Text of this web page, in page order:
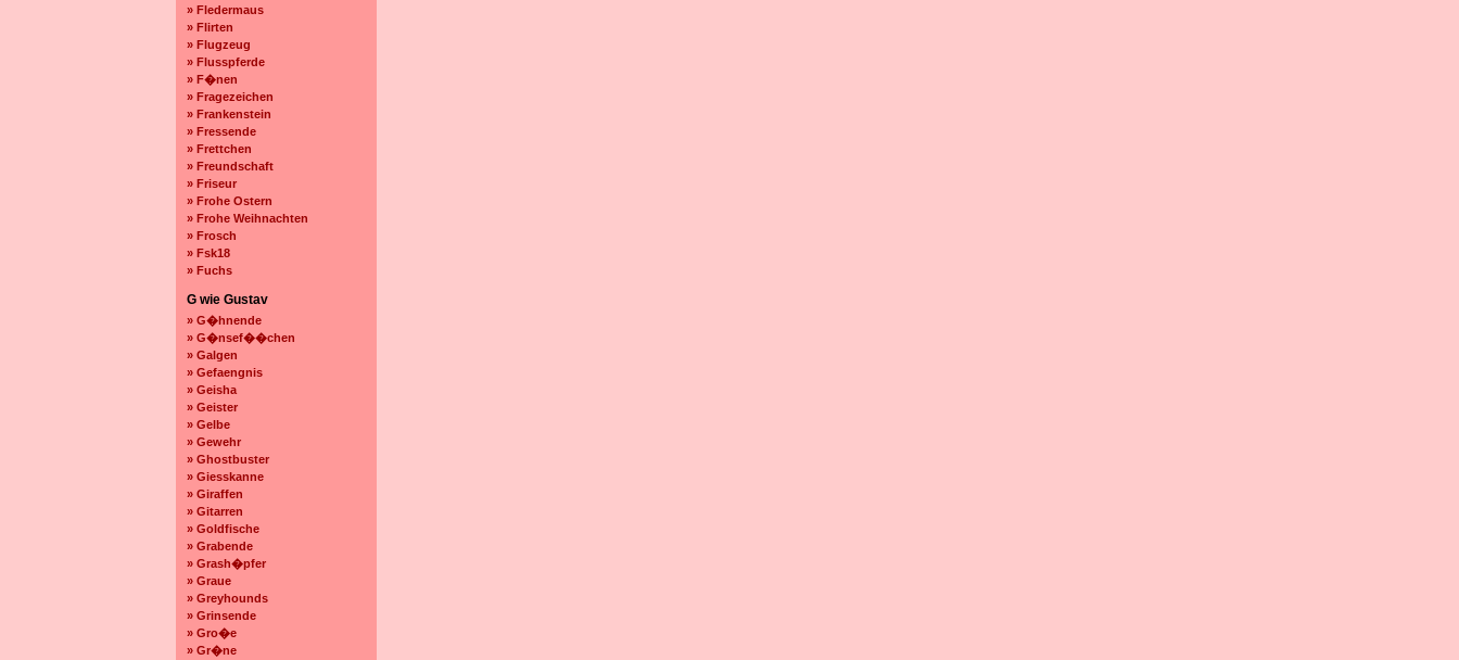
» Fledermaus
» Flirten
» Flugzeug
» Flusspferde
» F�nen
» Fragezeichen
» Frankenstein
» Fressende
» Frettchen
» Freundschaft
» Friseur
» Frohe Ostern
» Frohe Weihnachten
» Frosch
» Fsk18
» Fuchs
G wie Gustav
» G�hnende
» G�nsef��chen
» Galgen
» Gefaengnis
» Geisha
» Geister
» Gelbe
» Gewehr
» Ghostbuster
» Giesskanne
» Giraffen
» Gitarren
» Goldfische
» Grabende
» Grash�pfer
» Graue
» Greyhounds
» Grinsende
» Gro�e
» Gr�ne